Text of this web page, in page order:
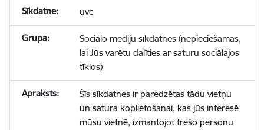
uvc
Sociālo mediju sīkdatnes (nepieciešamas,
lai Jūs varētu dalīties ar saturu sociālajos
tīklos)
Šīs sīkdatnes ir paredzētas tādu vietņu
un satura koplietošanai, kas jūs interesē
mūsu vietnē, izmantojot trešo personu